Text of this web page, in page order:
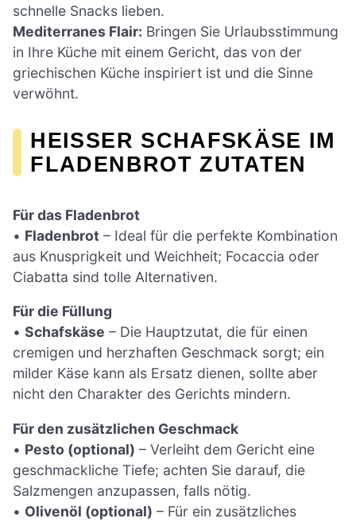
schnelle Snacks lieben.
Mediterranes Flair: Bringen Sie Urlaubsstimmung
in Ihre Küche mit einem Gericht, das von der
griechischen Küche inspiriert ist und die Sinne
verwöhnt.
HEISSER SCHAFSKÄSE IM F
LADENBROT ZUTATEN
Für das Fladenbrot
• Fladenbrot – Ideal für die perfekte Kombination
aus Knusprigkeit und Weichheit; Focaccia oder
Ciabatta sind tolle Alternativen.
Für die Füllung
• Schafskäse – Die Hauptzutat, die für einen
cremigen und herzhaften Geschmack sorgt; ein
milder Käse kann als Ersatz dienen, sollte aber
nicht den Charakter des Gerichts mindern.
Für den zusätzlichen Geschmack
• Pesto (optional) – Verleiht dem Gericht eine
geschmackliche Tiefe; achten Sie darauf, die
Salzmengen anzupassen, falls nötig.
• Olivenöl (optional) – Für ein zusätzliches